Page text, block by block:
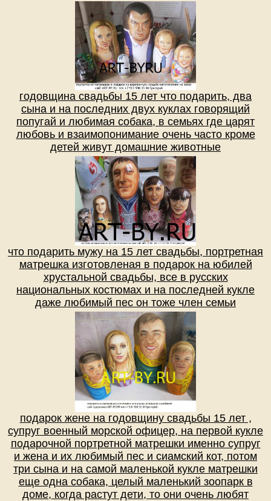
годовщина свадьбы 15 лет что подарить, два
сына и на последних двух куклах говорящий
попугай и любимая собака, в семьях где царят
любовь и взаимопонимание очень часто кроме
детей живут домашние животные
что подарить мужу на 15 лет свадьбы, портретная
матрешка изготовленая в подарок на юбилей
хрустальной свадьбы, все в русских
национальных костюмах и на последней кукле
даже любимый пес он тоже член семьи
подарок жене на годовщину свадьбы 15 лет ,
супруг военный морской офицер, на первой кукле
подарочной портретной матрешки именно супруг
и жена и их любимый пес и сиамский кот, потом
три сына и на самой маленькой кукле матрешки
еще одна собака, целый маленький зоопарк в
доме, когда растут дети, то они очень любят